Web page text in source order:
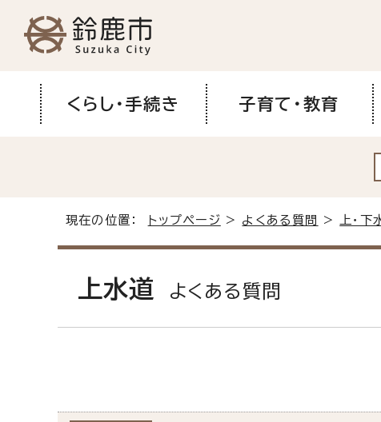
くらし・手続き 子育て・教育
現在の位置： トップページ > よくある質問 > 上・下
上水道 よくある質問